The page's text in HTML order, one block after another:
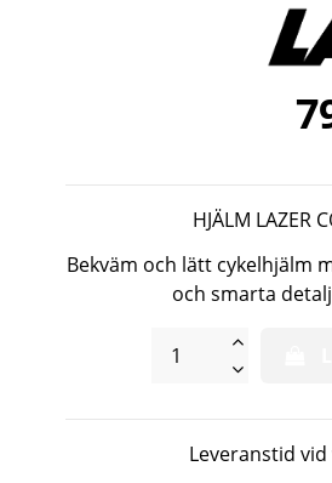
HJÄLM LAZER
Bekväm och lätt cykelhjälm
och smarta
Leveranstid